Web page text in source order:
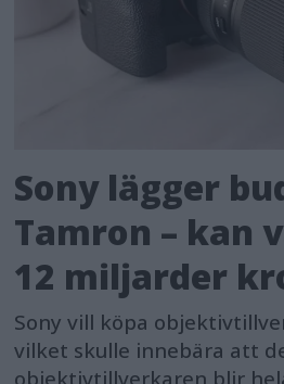
Sony lägger
Tamron – kan
12 miljarder
Sony vill köpa
vilket skulle innebära att